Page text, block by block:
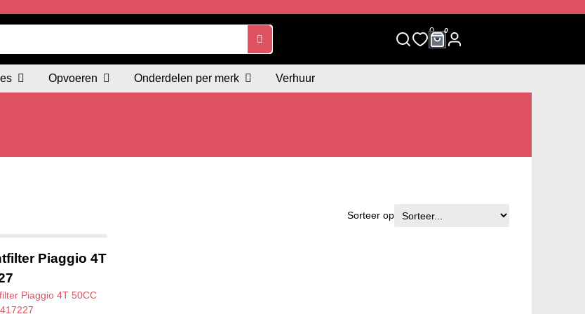
0 0
Opvoeren Onderdelen per merk Verhuur
Sorteer op
Piaggio 4T